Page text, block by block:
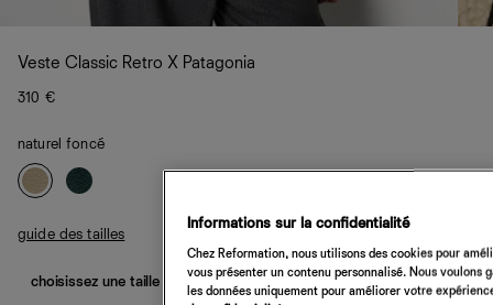
Veste Classic Retro X Patagonia
310 €
naturel foncé
guide des tailles
choisissez une taille
Informations sur la confidentialité
Chez Reformation, nous utilisons des cookies pour
vous présenter un contenu personnalisé. Nous
les données uniquement pour améliorer votre